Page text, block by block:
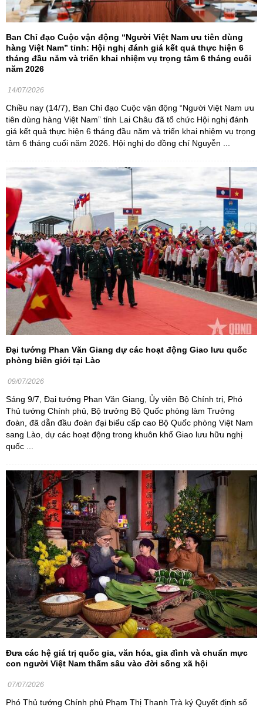
Ban Chỉ đạo Cuộc vận động “Người Việt Nam ưu tiên dùng
hàng Việt Nam” tỉnh: Hội nghị đánh giá kết quả thực hiện 6
tháng đầu năm và triển khai nhiệm vụ trọng tâm 6 tháng cuối
năm 2026
14/07/2026
Chiều nay (14/7), Ban Chỉ đạo Cuộc vận động “Người Việt Nam ưu
tiên dùng hàng Việt Nam” tỉnh Lai Châu đã tổ chức Hội nghị đánh
giá kết quả thực hiện 6 tháng đầu năm và triển khai nhiệm vụ trọng
tâm 6 tháng cuối năm 2026. Hội nghị do đồng chí Nguyễn ...
Đại tướng Phan Văn Giang dự các hoạt động Giao lưu quốc
phòng biên giới tại Lào
09/07/2026
Sáng 9/7, Đại tướng Phan Văn Giang, Ủy viên Bộ Chính trị, Phó
Thủ tướng Chính phủ, Bộ trưởng Bộ Quốc phòng làm Trưởng
đoàn, đã dẫn đầu đoàn đại biểu cấp cao Bộ Quốc phòng Việt Nam
sang Lào, dự các hoạt động trong khuôn khổ Giao lưu hữu nghị
quốc ...
Đưa các hệ giá trị quốc gia, văn hóa, gia đình và chuẩn mực
con người Việt Nam thấm sâu vào đời sống xã hội
07/07/2026
Phó Thủ tướng Chính phủ Phạm Thị Thanh Trà ký Quyết định số